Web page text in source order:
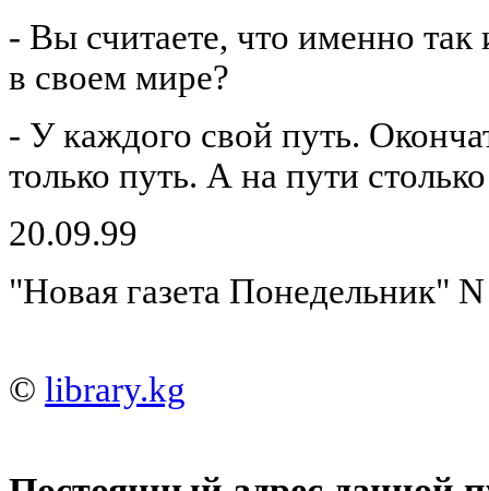
- Вы считаете, что именно
в своем мире?
- У каждого свой путь.
только путь. А на пути
20.09.99
"Новая газета Понедельник"
© library.kg